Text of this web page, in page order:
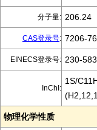
分子量: 206.24
CAS登录号: 7206-
EINECS登录号: 230-
InChI:
1S/
物理化学性质